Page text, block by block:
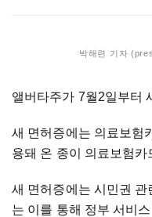
박해련 기자
앨버타주가 7월2일부터
새 면허증에는 의료보험
용돼 온 종이 의료보험카
새 면허증에는 시민권
는 이를 통해 정부 서비